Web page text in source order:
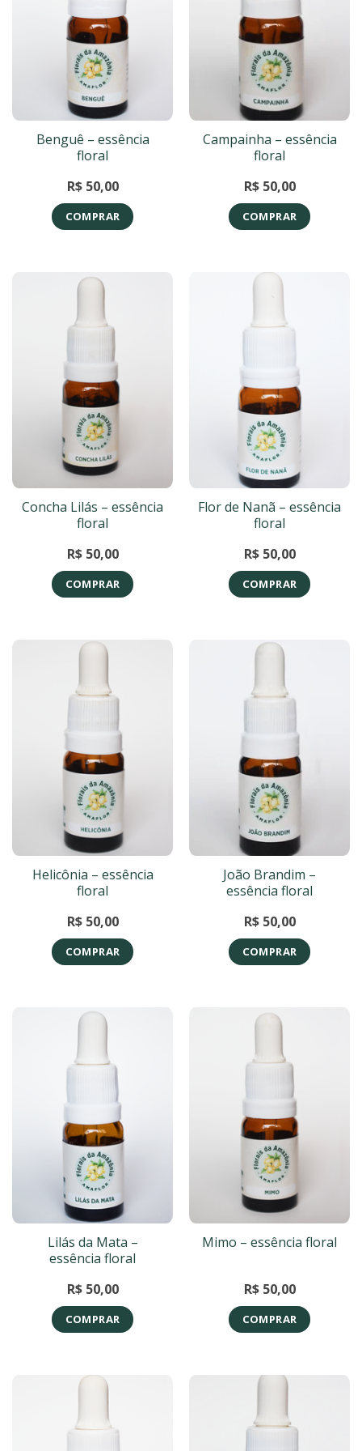
Benguê – essência
floral
R$50,00
COMPRAR
Campainha – essência
floral
R$50,00
COMPRAR
Concha Lilás – essência
floral
R$50,00
COMPRAR
Flor de Nanã – essência
floral
R$50,00
COMPRAR
Helicônia – essência
floral
R$50,00
COMPRAR
João Brandim –
essência floral
R$50,00
COMPRAR
Lilás da Mata –
essência floral
R$50,00
COMPRAR
Mimo – essência floral
R$50,00
COMPRAR